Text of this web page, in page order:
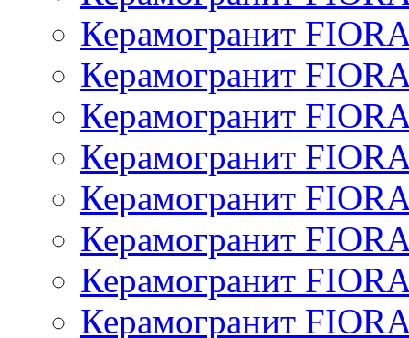
Керамогранит
Керамогранит
Керамогранит
Керамогранит
Керамогранит
Керамогранит
Керамогранит
Керамогранит